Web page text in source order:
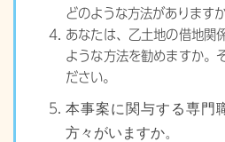
どのような方法がありますか
あなたは、乙土地の借地関
ような方法を勧めますか。
ださい。
本事案に関与する専門
方々がいますか。